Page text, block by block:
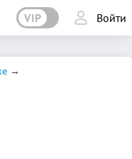
VIP Войти